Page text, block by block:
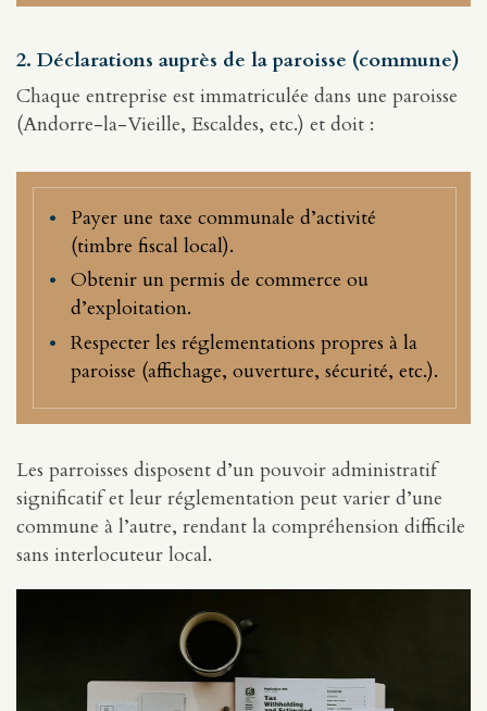
2. Déclarations auprès de la paroisse (commune)
Chaque entreprise est immatriculée dans une paroisse
(Andorre-la-Vieille, Escaldes, etc.) et doit :
Payer une taxe communale d’activité
(timbre fiscal local).
Obtenir un permis de commerce ou
d’exploitation.
Respecter les réglementations propres à la
paroisse (affichage, ouverture, sécurité, etc.).
Les parroisses disposent d’un pouvoir administratif
significatif et leur réglementation peut varier d’une
commune à l’autre, rendant la compréhension difficile
sans interlocuteur local.